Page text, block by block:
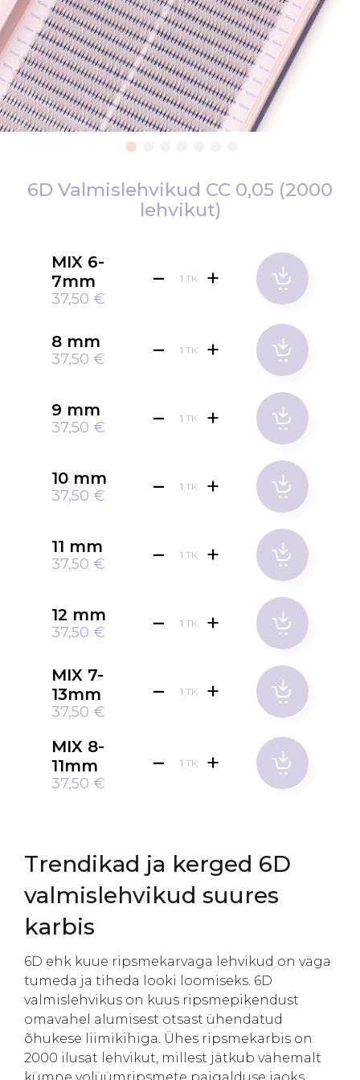
6D Valmislehvikud CC 0,05 (2000
lehvikut)
MIX 6-
7mm
37,50 €
TK
8 mm
37,50 €
TK
9 mm
37,50 €
TK
10 mm
37,50 €
TK
11 mm
37,50 €
TK
12 mm
37,50 €
TK
MIX 7-
13mm
37,50 €
TK
MIX 8-
11mm
37,50 €
TK
Trendikad ja kerged 6D
valmislehvikud suures
karbis
6D ehk kuue ripsmekarvaga lehvikud on väga
tumeda ja tiheda looki loomiseks. 6D
valmislehvikus on kuus ripsmepikendust
omavahel alumisest otsast ühendatud
õhukese liimikihiga. Ühes ripsmekarbis on
2000 ilusat lehvikut, millest jätkub vähemalt